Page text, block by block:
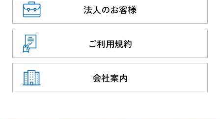
法人のお客様
ご利用規約
会社案内